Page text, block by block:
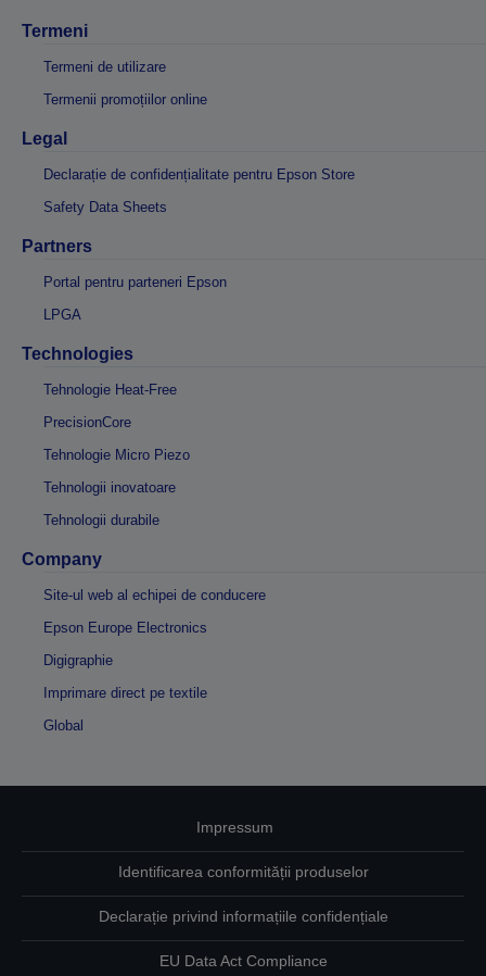
Termeni
Termeni de utilizare
Termenii promoțiilor online
Legal
Declarație de confidențialitate pentru Epson Store
Safety Data Sheets
Partners
Portal pentru parteneri Epson
LPGA
Technologies
Tehnologie Heat-Free
PrecisionCore
Tehnologie Micro Piezo
Tehnologii inovatoare
Tehnologii durabile
Company
Site-ul web al echipei de conducere
Epson Europe Electronics
Digigraphie
Imprimare direct pe textile
Global
Impressum
Identificarea conformității produselor
Declarație privind informațiile confidențiale
EU Data Act Compliance